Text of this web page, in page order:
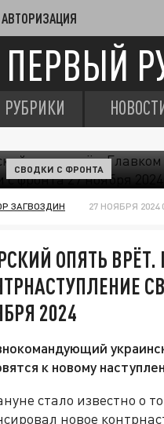
АВТОРИЗАЦИЯ
ПЕРВЫЙ
РУБРИКИ
СВОДКИ С ФРОНТА
ЗАГВОЗДИН 27 НОЯБРЯ 2024
ОПЯТЬ
2024
к новому
стало известно о
новое